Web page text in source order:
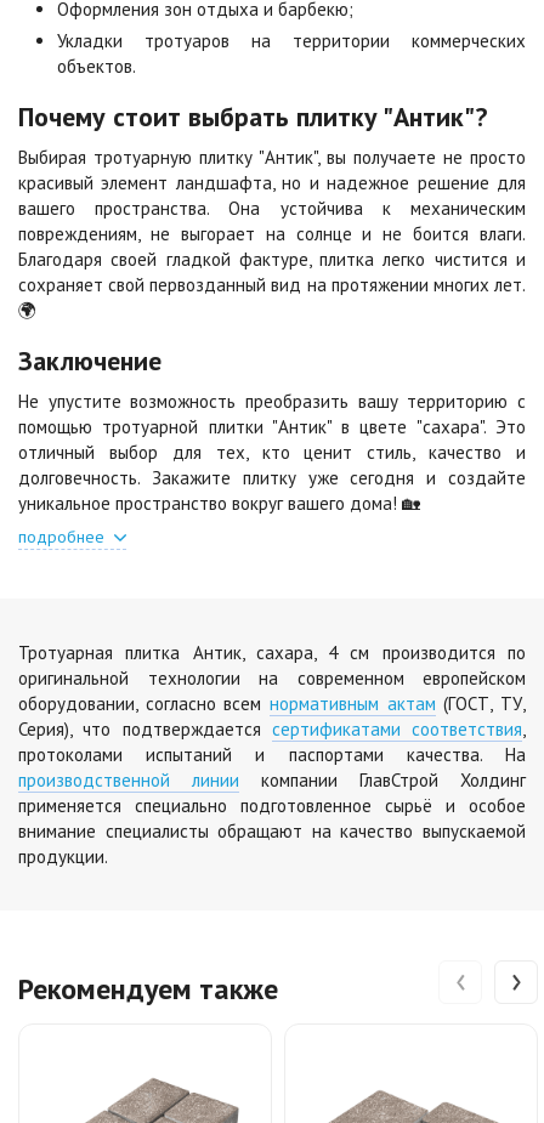
Цена по запросу
Цена по запросу Цена по запросу
Стоун
Цена по запросу
Хаски
Цена по запросу
Цена по запросу
Янтарь
Цена по запросу
Цена по запросу
Оформления зон отдыха и барбекю;
Укладки тротуаров на территории коммерческих
объектов.
Почему стоит выбрать плитку "Антик"?
Выбирая тротуарную плитку "Антик", вы получаете не просто
красивый элемент ландшафта, но и надежное решение для
вашего пространства. Она устойчива к механическим
повреждениям, не выгорает на солнце и не боится влаги.
Благодаря своей гладкой фактуре, плитка легко чистится и
сохраняет свой первозданный вид на протяжении многих лет.
🌍
Заключение
Не упустите возможность преобразить вашу территорию с
помощью тротуарной плитки "Антик" в цвете "сахара". Это
отличный выбор для тех, кто ценит стиль, качество и
долговечность. Закажите плитку уже сегодня и создайте
уникальное пространство вокруг вашего дома! 🏡
подробнее
Тротуарная плитка Антик, сахара, 4 см производится по
оригинальной технологии на современном европейском
оборудовании, согласно всем нормативным актам (ГОСТ, ТУ,
Серия), что подтверждается сертификатами соответствия
протоколами испытаний и паспортами качества. На
производственной линии компании ГлавСтрой Холдинг
применяется специально подготовленное сырьё и особое
внимание специалисты обращают на качество выпускаемой
продукции.
Рекомендуем также ‹ ›